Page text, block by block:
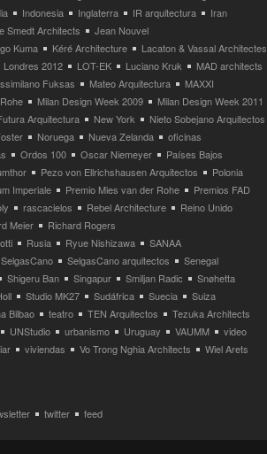
Indonesia Inglaterra IR arquitectura
Iran
Smedt Architects
Jean Nouvel
Kuma Kéré Architecture
Lacaton & Vassal Architectes
Londres 2012 LOT-EK Luciano Kruk
MAD architects
Fuksas Mateo Arquitectura
MAXXI
Milan Design Week 2009
Milan Design Week 2011
Arquitectura New York
Nieto Sobejano Arquitectos
Noruega Nueva Zelanda
oficinas
Ordos 100 Oscar Niemeyer
Países Bajos
Pezo von Ellrichshausen Arquitectos
Polonia
Imperiale Premio Mies van der Rohe
Premios FAD
rascacielos Rebel Architecture
Reino Unido
Meier
Richard Rogers
Rusia Ryue Nishizawa
SANAA
SelgasCano SelgasCano arquitectos
Senegal
Shigeru Ban Singapur Smiljan Radic
Snøhetta
Studio MK27 Sudáfrica Suecia
Suiza
Bilbao teatro TEN Arquitectos
Tezuka Architects
UNStudio urbanismo Uruguay VAUMM
video
viviendas Vo Trong Nghia Architects
Wiel Arets
twitter feed